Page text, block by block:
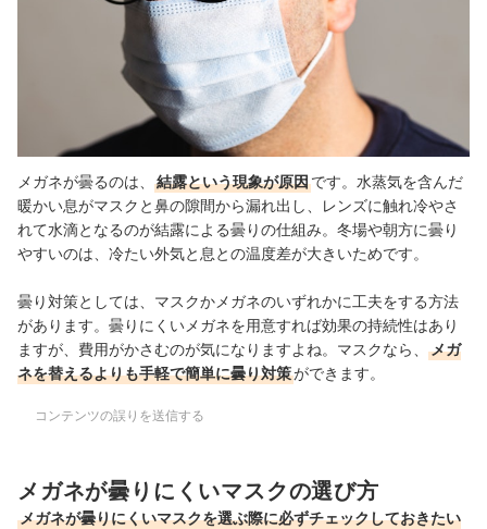
メガネが曇るのは、 結露という現象が原因です。水蒸気を含んだ
暖かい息がマスクと鼻の隙間から漏れ出し、レンズに触れ冷やさ
れて水滴となるのが結露による曇りの仕組み。冬場や朝方に曇り
やすいのは、冷たい外気と息との温度差が大きいためです。
曇り対策としては、マスクかメガネのいずれかに工夫をする方法
があります。曇りにくいメガネを用意すれば効果の持続性はあり
ますが、費用がかさむのが気になりますよね。マスクなら、
メガ
ネを替えるよりも手軽で簡単に曇り対策ができます。
コンテンツの誤りを送信する
メガネが曇りにくいマスクの選び方
メガネが曇りにくいマスクを選ぶ際に必ずチェックしておきたい